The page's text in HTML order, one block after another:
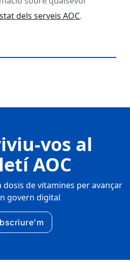
dels serveis AOC.
vos al
AOC
de vitamines per avançar
govern digital